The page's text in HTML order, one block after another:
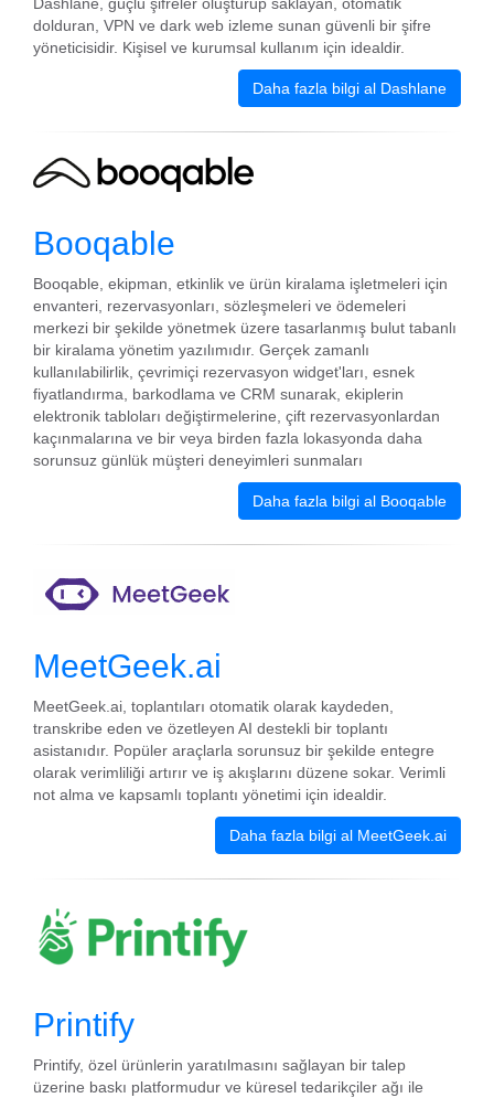
dolduran, VPN ve dark web izleme sunan güvenli bir şifre
yöneticisidir. Kişisel ve kurumsal kullanım için idealdir.
Daha fazla bilgi al Dashlane
Booqable
Booqable, ekipman, etkinlik ve ürün kiralama işletmeleri için
envanteri, rezervasyonları, sözleşmeleri ve ödemeleri
merkezi bir şekilde yönetmek üzere tasarlanmış bulut tabanlı
bir kiralama yönetim yazılımıdır. Gerçek zamanlı
kullanılabilirlik, çevrimiçi rezervasyon widget'ları, esnek
fiyatlandırma, barkodlama ve CRM sunarak, ekiplerin
elektronik tabloları değiştirmelerine, çift rezervasyonlardan
kaçınmalarına ve bir veya birden fazla lokasyonda daha
sorunsuz günlük müşteri deneyimleri sunmaları
Daha fazla bilgi al Booqable
MeetGeek.ai
MeetGeek.ai, toplantıları otomatik olarak kaydeden,
transkribe eden ve özetleyen AI destekli bir toplantı
asistanıdır. Popüler araçlarla sorunsuz bir şekilde entegre
olarak verimliliği artırır ve iş akışlarını düzene sokar. Verimli
not alma ve kapsamlı toplantı yönetimi için idealdir.
Daha fazla bilgi al MeetGeek.ai
Printify
Printify, özel ürünlerin yaratılmasını sağlayan bir talep
üzerine baskı platformudur ve küresel tedarikçiler ağı ile